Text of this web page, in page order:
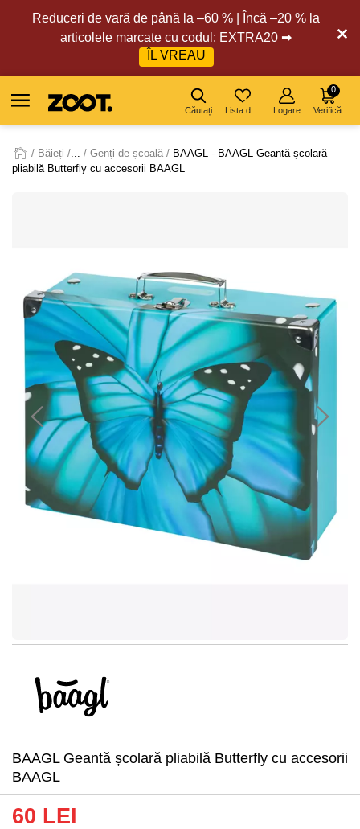
Reduceri de vară de până la –60 % | Încă –20 % la
articolele marcate cu codul: EXTRA20 ➡
ÎL VREAU
Căutați Logare Verifică
0
Băieți ... Genți de școală
BAAGL - BAAGL Geantă școlară
pliabilă Butterfly cu accesorii BAAGL
BAAGL Geantă școlară pliabilă Butterfly cu accesorii
BAAGL
60 LEI